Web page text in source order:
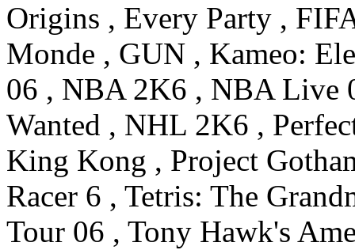
Origins , Every Party ,
Monde , GUN , Kameo:
06 , NBA 2K6 , NBA Live
Wanted , NHL 2K6 ,
King Kong , Project
Racer 6 , Tetris: The
Tour 06 , Tony Hawk's